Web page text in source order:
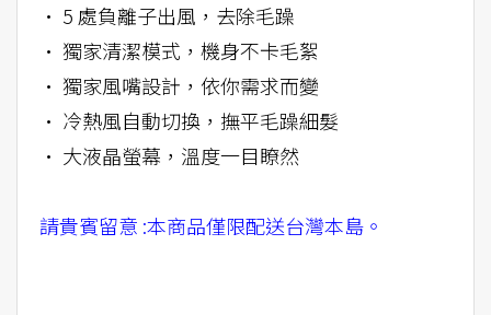
• 5 處負離子出風，去除毛躁
• 獨家清潔模式，機身不卡毛絮
• 獨家風嘴設計，依你需求而變
• 冷熱風自動切換，撫平毛躁細髮
• 大液晶螢幕，溫度一目瞭然
請貴賓留意 :本商品僅限配送台灣本島。